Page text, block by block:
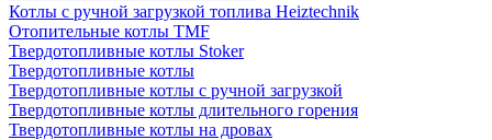
Котлы с ручной загрузкой топлива Heiztechnik
Отопительные котлы TMF
Твердотопливные котлы Stoker
Твердотопливные котлы
Твердотопливные котлы с ручной загрузкой
Твердотопливные котлы длительного горения
Твердотопливные котлы на дровах